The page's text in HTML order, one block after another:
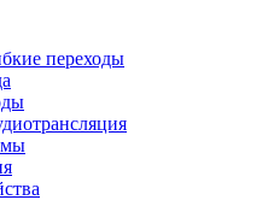
переходы